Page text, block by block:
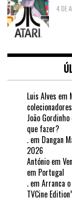
4 DE
Luis Alves em
João Gordinho
que fazer?
. em Dangan
2026
António em
em Portugal
. em Arranca
TVCine Edition”